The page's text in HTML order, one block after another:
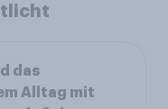
das
Alltag mit